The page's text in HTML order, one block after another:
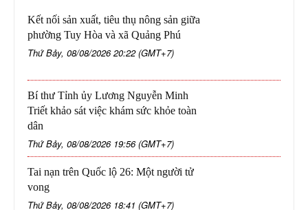
Kết nối sản xuất, tiêu thụ nông sản giữa
phường Tuy Hòa và xã Quảng Phú
Thứ Bảy, 08/08/2026 20:22 (GMT+7)
Bí thư Tỉnh ủy Lương Nguyễn Minh
Triết khảo sát việc khám sức khỏe toàn
dân
Thứ Bảy, 08/08/2026 19:56 (GMT+7)
Tai nạn trên Quốc lộ 26: Một người tử
vong
Thứ Bảy, 08/08/2026 18:41 (GMT+7)